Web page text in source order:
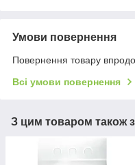
Умови повернення
Повернення товару
Всі умови повернення
З цим товаром також